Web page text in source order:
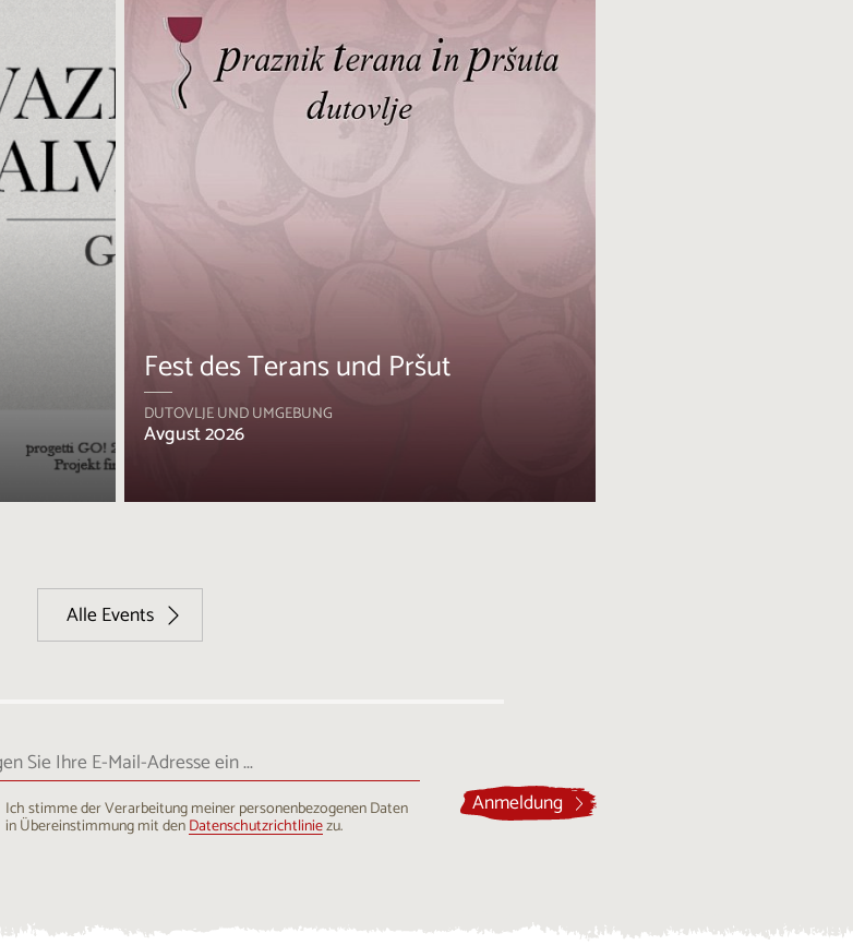
Fest des Terans und Pršut
DUTOVLJE UND UMGEBUNG
Avgust 2026
Alle Events
Ich stimme der Verarbeitung meiner personenbezogenen Daten
in Übereinstimmung mit denDatenschutzrichtliniezu.
Anmeldung